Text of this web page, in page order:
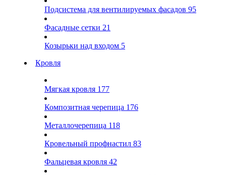
Подсистема для вентилируемых фасадов 95
Фасадные сетки 21
Козырьки над входом 5
Кровля
Мягкая кровля 177
Композитная черепица 176
Металлочерепица 118
Кровельный профнастил 83
Фальцевая кровля 42